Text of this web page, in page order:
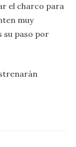
el charco para
muy
su paso por